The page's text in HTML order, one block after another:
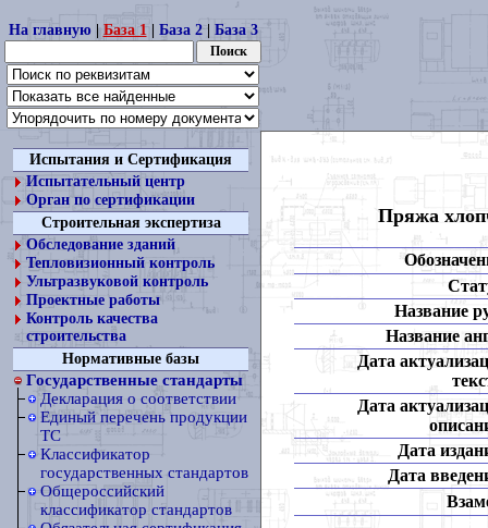
На главную| База 1| База 2| База 3
Испытания и Сертификация
Испытательный центр
Орган по сертификации
Строительная экспертиза
Обследование зданий
Тепловизионный контроль
Ультразвуковой контроль
Проектные работы
Контроль качества
строительства
Нормативные базы
Государственные стандарты
Декларация о соответствии
Единый перечень продукции
ТС
Классификатор
государственных стандартов
Общероссийский
классификатор стандартов
Пряжа
Название
Название
Дата
Дата
Дата
Дата